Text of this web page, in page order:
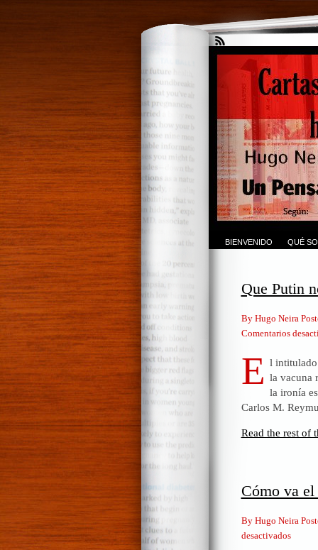
BIENVENIDO QUÉ
Que Putin
By Hugo Neira
Comentarios
E l intitulado
la vacuna
la ironía
Carlos M.
Read the rest of
Cómo va
By Hugo Neira
desactivadosen